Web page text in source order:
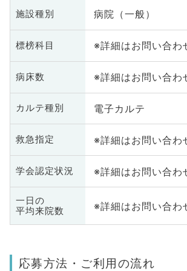
施設種別 病院（一般）
標榜科目 ※詳細はお問い合わ
病床数 ※詳細はお問い合わ
カルテ種別 電子カルテ
救急指定 ※詳細はお問い合わ
学会認定状況 ※詳細はお問い合わ
一日の
平均来院数
※詳細はお問い合わ
応募方法・ご利用の流れ